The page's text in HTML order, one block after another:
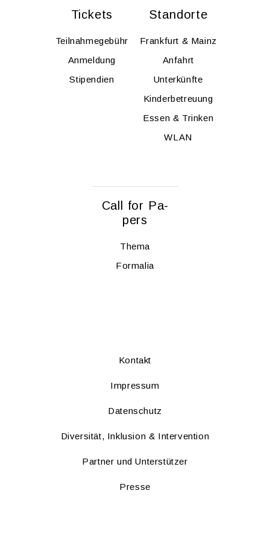
Ti­ckets
Teil­nah­me­ge­bühr
An­mel­dung
Sti­pen­di­en
Stand­or­te
Frank­furt & Mainz
An­fahrt
Un­ter­künf­te
Kin­der­be­treu­ung
Essen & Trin­ken
WLAN
Call for Pa­
pers
Thema
For­ma­lia
Kon­takt
Im­pres­sum
Da­ten­schutz
Di­ver­si­tät, In­klu­si­on & In­ter­ven­ti­on
Part­ner und Un­ter­stüt­zer
Pres­se